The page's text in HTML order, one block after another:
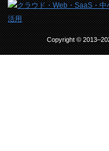
Copyright ©